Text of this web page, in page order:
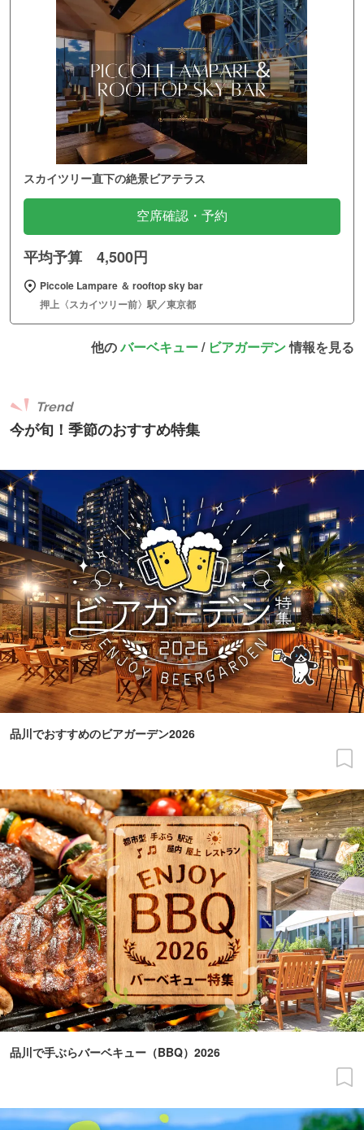
スカイツリー直下の絶景ビアテラス
空席確認・予約
平均予算 4,500円
Piccole Lampare ＆ rooftop sky bar
押上〈スカイツリー前〉駅／東京都
他のバーベキュー/ ビアガーデン情報を見る
今が旬！季節のおすすめ特集
Trend
品川でおすすめのビアガーデン2026
品川で手ぶらバーベキュー（BBQ）2026